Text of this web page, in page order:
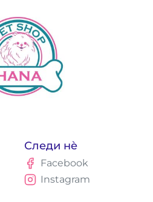
Следи нè
Facebook
Instagram